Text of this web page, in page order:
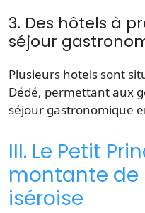
3. Des hôtels à
séjour
Plusieurs hotels sont
Dédé, permettant aux
séjour gastronomique
III. Le Petit
montante
iséroise